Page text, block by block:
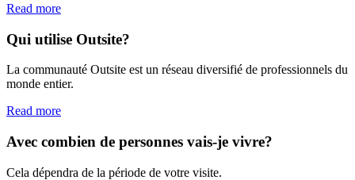
Read more
Qui utilise Outsite?
La communauté Outsite est un réseau diversifié de professionnels du
monde entier.
Read more
Avec combien de personnes vais-je vivre?
Cela dépendra de la période de votre visite.